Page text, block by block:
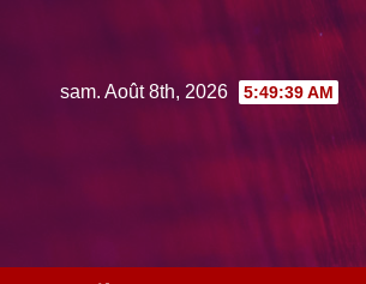
contentsam. Août 8th, 2026 5:49:40 AM